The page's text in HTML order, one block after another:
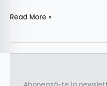
Read More »